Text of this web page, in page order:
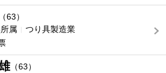
（63）
属 つり具製造業
（63）